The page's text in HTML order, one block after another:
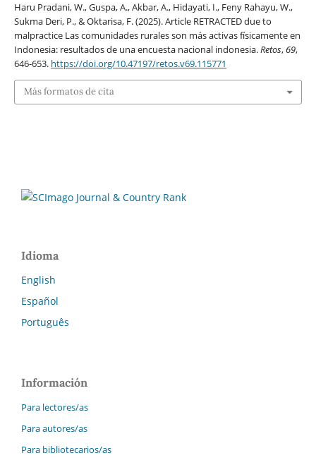
Haru Pradani, W., Guspa, A., Akbar, A., Hidayati, I., Feny Rahayu, W.,
Sukma Deri, P., & Oktarisa, F. (2025). Article RETRACTED due to
malpractice Las comunidades rurales son más activas físicamente en
Indonesia: resultados de una encuesta nacional indonesia.Retos,69,
646-653. https://doi.org/10.47197/retos.v69.115771
Más formatos de cita
Idioma
English
Español
Português
Información
Para lectores/as
Para autores/as
Para bibliotecarios/as